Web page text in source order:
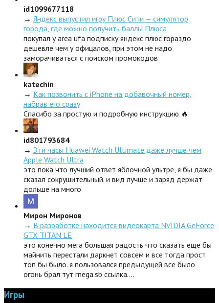
id1099677118
→ Яндекс выпустил игру Плюс Сити — симулятор
города, где можно получить баллы Плюса
покупал у area ufa подписку яндекс плюс гораздо
дешевле чем у офицалов, при этом не надо
заморачиваться с поиском промокодов
katechin
→ Как позвонить с iPhone на добавочный номер,
набрав его сразу
Спасибо за простую и подробную инструкцию 🔥
id801793684
→ Эти часы Huawei Watch Ultimate даже лучше чем
Apple Watch Ultra
это пока что лучший ответ яблочной ультре, я бы даже
сказал сокрушительный. и вид лучше и заряд держат
дольше на много
Мирон Миронов
→ В разработке находится видеокарта NVIDIA GeForce
GTX TITAN LE
это конечно мега большая радость что сказать еще бы
майнить перестали даркнет совсем и все тогда прост
топ бы было. я пользовался предыдущей все было
огонь брал тут rnega.sb ссылка.…
Игры